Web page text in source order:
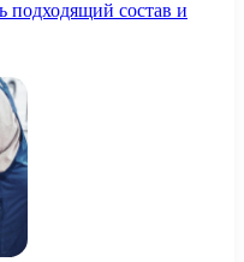
подходящий состав и